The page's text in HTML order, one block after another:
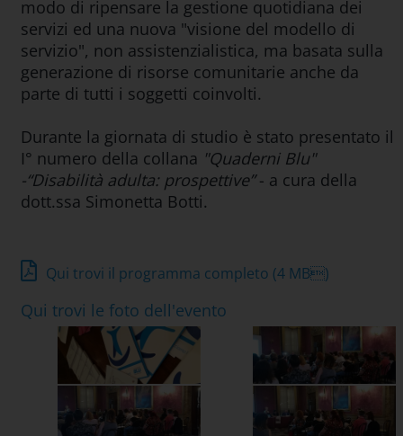
modo di ripensare la gestione quotidiana dei
servizi ed una nuova "visione del modello di
servizio", non assistenzialistica, ma basata sulla
generazione di risorse comunitarie anche da
parte di tutti i soggetti coinvolti.
Durante la giornata di studio è stato presentato il
I° numero della collana "Quaderni Blu"
-“Disabilità adulta: prospettive”- a cura della
dott.ssa Simonetta Botti.
Qui trovi il programma completo (4 MB)
Qui trovi le foto dell'evento